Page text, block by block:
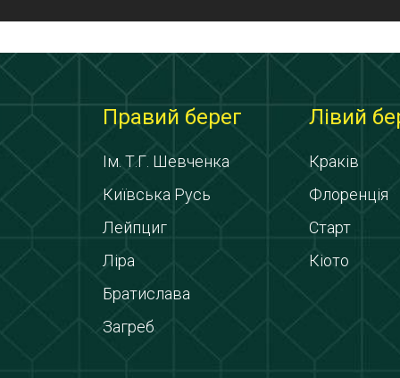
Правий берег
Ім. Т.Г. Шевченка
Київська Русь
Лейпциг
Ліра
Братислава
Загреб
Лівий
Краків
Флоренція
Старт
Кіото